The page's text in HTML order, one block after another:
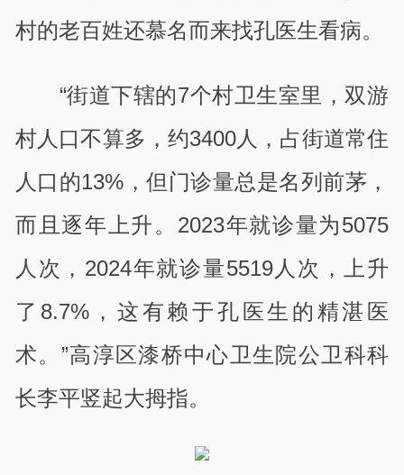
村的老百姓还慕名而来找孔医生看病。
“街道下辖的7个村卫生室里，双游
村人口不算多，约3400人，占街道常住
人口的13% ，但门诊量总是名列前茅，
而且逐年上升。 2023年就诊量为5075
人次， 2024年就诊量5519人次，上升
了 8.7%，这有赖于孔医生的精湛医
术。”高淳区漆桥中心卫生院公卫科科
长李平竖起大拇指。